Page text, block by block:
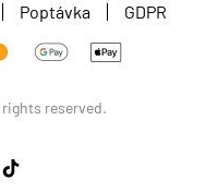
Poptávka GDPR
reserved.